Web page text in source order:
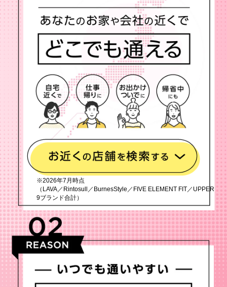
※2026年7月時点
（LAVA／Rintosull／BurnesStyle／FIVE ELEMENT FIT／UPPER
9ブランド合計）